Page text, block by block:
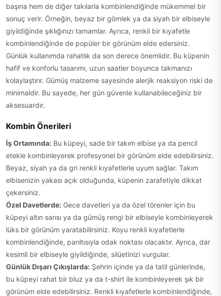
başına hem de diğer takılarla kombinlendiğinde mükemmel bir
sonuç verir. Örneğin, beyaz bir gömlek ya da siyah bir elbiseyle
giyildiğinde şıklığınızı tamamlar. Ayrıca, renkli bir kıyafetle
kombinlendiğinde de popüler bir görünüm elde edersiniz.
Günlük kullanımda rahatlık da son derece önemlidir. Bu küpenin
hafif ve konforlu tasarımı, uzun saatler boyunca takmanızı
kolaylaştırır. Gümüş malzeme sayesinde alerjik reaksiyon riski de
minimaldir. Bu sayede, her gün güvenle kullanabileceğiniz bir
aksesuardır.
Kombin Önerileri
İş Ortamında: Bu küpeyi, sade bir takım elbise ya da pencil
etekle kombinleyerek profesyonel bir görünüm elde edebilirsiniz.
Beyaz, siyah ya da gri renkli kıyafetlerle uyum sağlar. Takım
elbisenizin yakası açık olduğunda, küpenin zarafetiyle dikkat
çekersiniz.
Özel Davetlerde: Gece davetleri ya da özel törenler için bu
küpeyi altın sarısı ya da gümüş rengi bir elbiseyle kombinleyerek
lüks bir görünüm yaratabilirsiniz. Koyu renkli kıyafetlerle
kombinlendiğinde, parıltısıyla odak noktası olacaktır. Ayrıca, dar
kesimli bir elbiseyle giyildiğinde, silüetinizi vurgular.
Günlük Dışarı Çıkışlarda: Şehrin içinde ya da tatil günlerinde,
bu küpeyi rahat bir bluz ya da t-shirt ile kombinleyerek şık bir
görünüm elde edebilirsiniz. Renkli kıyafetlerle kombinlendiğinde,